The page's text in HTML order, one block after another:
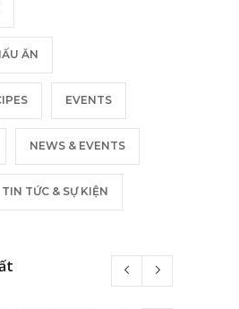
ĂN
EVENTS
NEWS & EVENTS
TIN TỨC & SỰ KIỆN